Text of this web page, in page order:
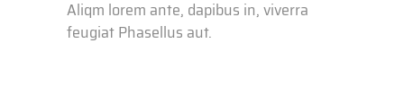
Aliqm lorem ante, dapibus in, viverra
feugiat Phasellus aut.